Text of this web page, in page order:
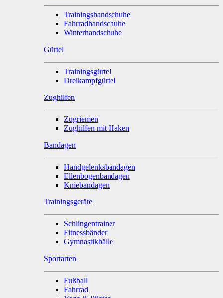
Trainingshandschuhe
Fahrradhandschuhe
Winterhandschuhe
Gürtel
Trainingsgürtel
Dreikampfgürtel
Zughilfen
Zugriemen
Zughilfen mit Haken
Bandagen
Handgelenksbandagen
Ellenbogenbandagen
Kniebandagen
Trainingsgeräte
Schlingentrainer
Fitnessbänder
Gymnastikbälle
Sportarten
Fußball
Fahrrad